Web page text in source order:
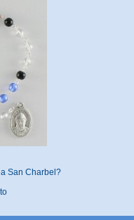
San Charbel?